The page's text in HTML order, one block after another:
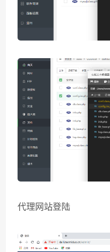
代理网站登陆